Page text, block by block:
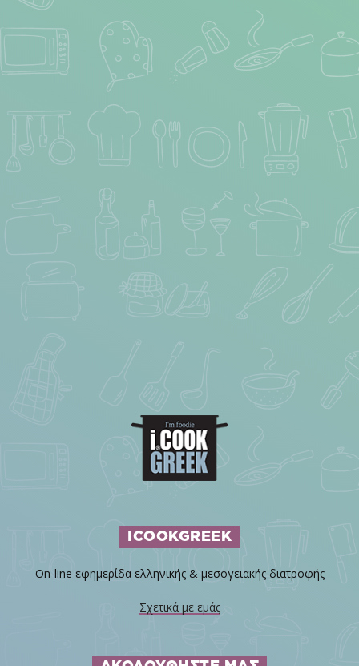
ICOOKGREEK
On-line εφημερίδα ελληνικής & μεσογειακής διατροφής
Σχετικά με εμάς